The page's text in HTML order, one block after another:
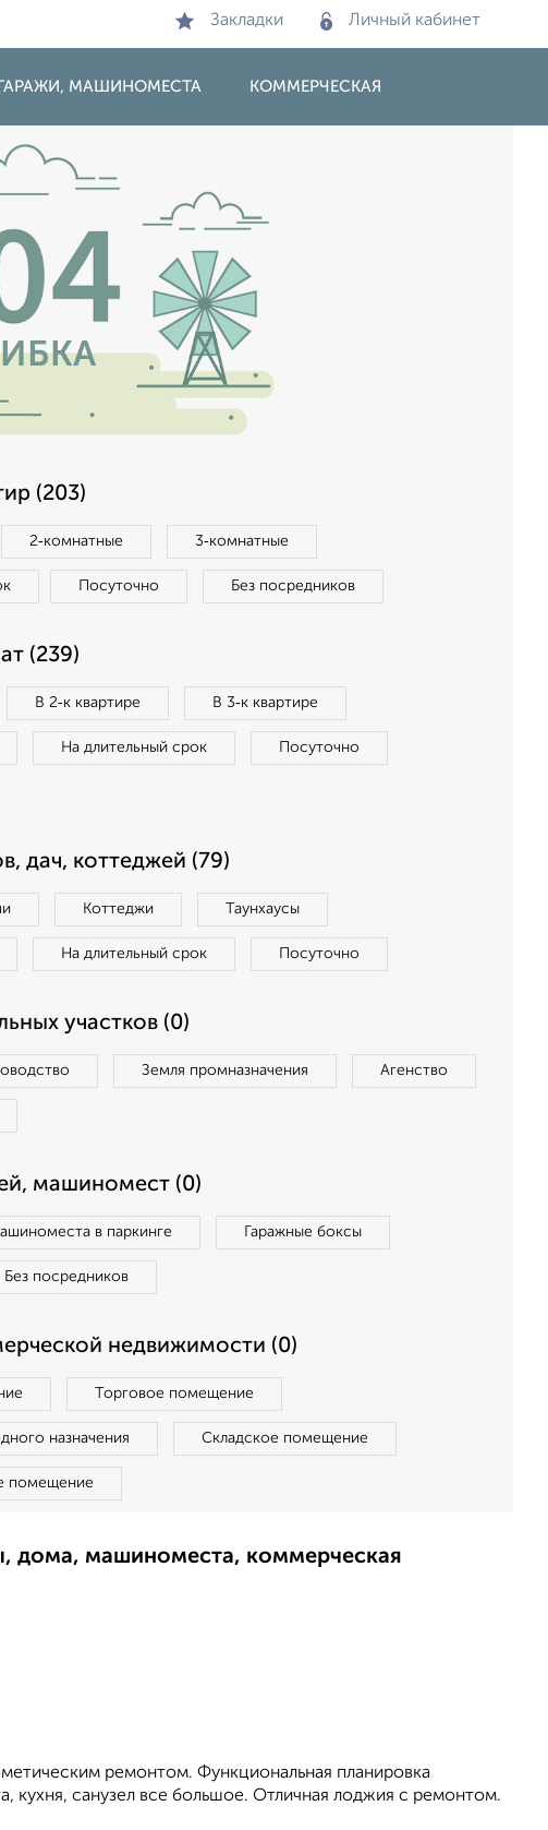
Закладки Личный кабинет
ГАРАЖИ, МАШИНОМЕСТА КОММЕРЧЕСКАЯ
(203)
2‑комнатные 3‑комнатные
Посуточно Без посредников
(239)
В 2‑к квартире В 3‑к квартире
На длительный срок Посуточно
дач, коттеджей (79)
Коттеджи Таунхаусы
На длительный срок Посуточно
участков (0)
Земля промназначения Агенство
машиномест (0)
в паркинге Гаражные боксы
Без посредников
недвижимости (0)
Торговое помещение
назначения Складское помещение
помещение
дома, машиноместа, коммерческая
ремонтом. Функциональная планировка
кухня, санузел все большое. Отличная лоджия с ремонтом.